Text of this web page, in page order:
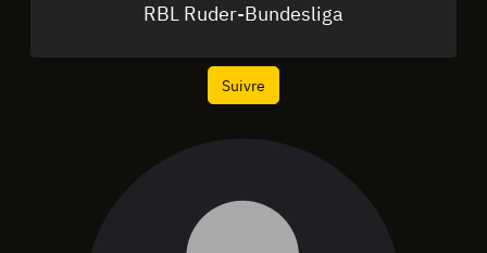
RBL Ruder-Bundesliga
Suivre